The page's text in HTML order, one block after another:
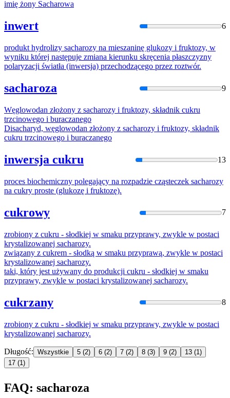
imię żony Sacharowa
inwert 6
produkt hydrolizy sacharozy na mieszaninę glukozy i fruktozy, w
wyniku której następuje zmiana kierunku skręcenia płaszczyzny
polaryzacji światła (inwersja) przechodzącego przez roztwór.
sacharoza 9
Węglowodan złożony z sacharozy i fruktozy, składnik cukru
trzcinowego i buraczanego
Disacharyd, węglowodan złożony z sacharozy i fruktozy, składnik
cukru trzcinowego i buraczanego
inwersja cukru 13
proces biochemiczny polegający na rozpadzie cząsteczek sacharozy
na cukry proste (glukozę i fruktozę).
cukrowy 7
zrobiony z cukru - słodkiej w smaku przyprawy, zwykle w postaci
krystalizowanej sacharozy.
związany z cukrem - słodką w smaku przyprawą, zwykle w postaci
krystalizowanej sacharozy.
taki, który jest używany do produkcji cukru - słodkiej w smaku
przyprawy, zwykle w postaci krystalizowanej sacharozy.
cukrzany 8
zrobiony z cukru - słodkiej w smaku przyprawy, zwykle w postaci
krystalizowanej sacharozy.
Długość: Wszystkie 5 (2) 6 (2) 7 (2) 8 (3) 9 (2) 13 (1)
17 (1)
FAQ: sacharoza